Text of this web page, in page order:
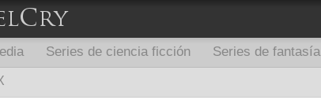
Series de ciencia ficción
Series de fantasía